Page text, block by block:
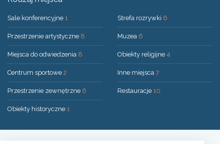
Sale konferencyjne 1
Przestrzenie artystyczne 8
Miejsca do odwiedzenia 8
Centrum sportowe 2
Przestrzenie zewnętrzne 6
Obiekty historyczne 1
Strefa rozrywki 6
Muzea 6
Obiekty religijne 4
Inne miejsca 7
Restauracje 10